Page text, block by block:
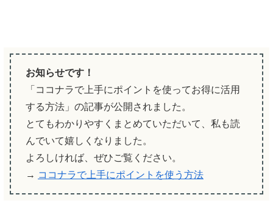
お知らせです！
「ココナラで上手にポイントを使ってお得に活用
する方法」の記事が公開されました。
とてもわかりやすくまとめていただいて、私も読
んでいて嬉しくなりました。
よろしければ、ぜひご覧ください。
→ ココナラで上手にポイントを使う方法